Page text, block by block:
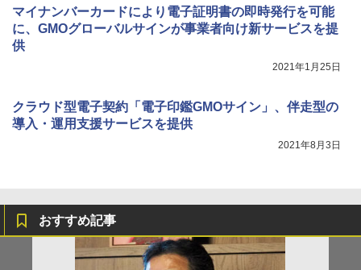
マイナンバーカードにより電子証明書の即時発行を可能
に、GMOグローバルサインが事業者向け新サービスを提
供
2021年1月25日
クラウド型電子契約「電子印鑑GMOサイン」、伴走型の
導入・運用支援サービスを提供
2021年8月3日
おすすめ記事